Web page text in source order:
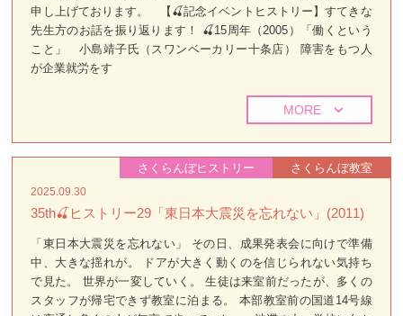
申し上げております。 【🍒記念イベントヒストリー】すてきな
先生方のお話を振り返ります！ 🍒15周年（2005）「働くという
こと」 小島靖子氏（スワンベーカリー十条店） 障害をもつ人
が企業就労をす
MORE
さくらんぼ教室
さくらんぼヒストリー
2025.09.30
35th🍒ヒストリー29「東日本大震災を忘れない」(2011)
「東日本大震災を忘れない」 その日、成果発表会に向けで準備
中、大きな揺れが。 ドアが大きく動くのを信じられない気持ち
で見た。 世界が一変していく。 生徒は来室前だったが、多くの
スタッフが帰宅できず教室に泊まる。 本部教室前の国道14号線